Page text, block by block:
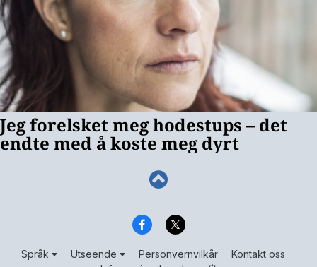
Språk Utseende Personvernvilkår
Kontakt oss